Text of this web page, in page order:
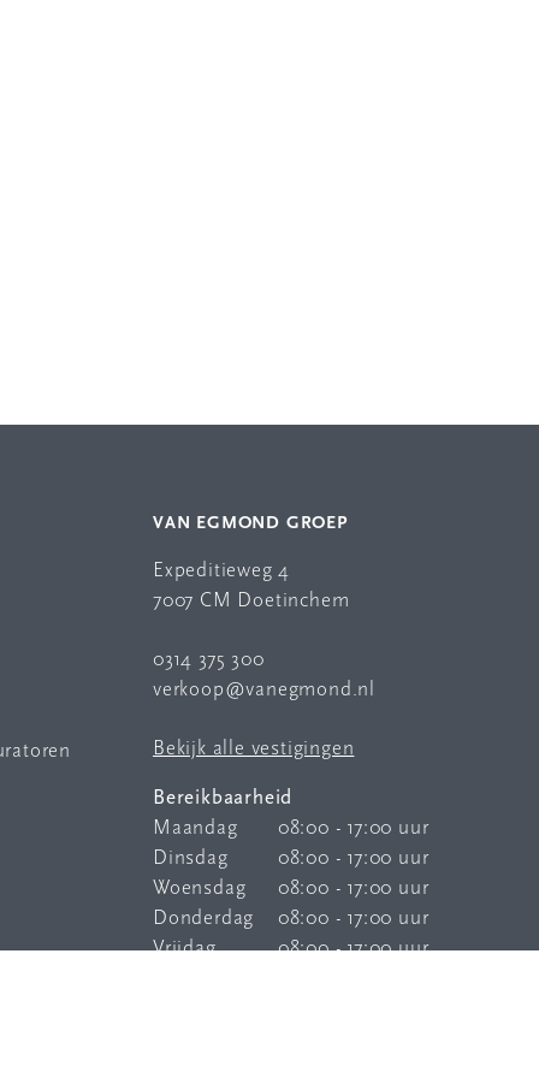
VAN EGMOND GROEP
Expeditieweg 4
7007 CM Doetinchem
0314 375 300
verkoop@vanegmond.nl
Bekijk alle vestigingen
Bereikbaarheid
Maandag
08:00 - 17:00 uur
Dinsdag
08:00 - 17:00 uur
Woensdag
08:00 - 17:00 uur
Donderdag
08:00 - 17:00 uur
Vrijdag
08:00 - 17:00 uur